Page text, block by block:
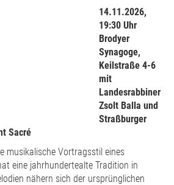
14.11.2026,
19:30 Uhr
Brodyer
Synagoge,
Keilstraße 4-6
mit
Landesrabbiner
Zsolt Balla und
Straßburger
Sacré
musikalische Vortragsstil eines
eine jahrhundertealte Tradition in
nähern sich der ursprünglichen